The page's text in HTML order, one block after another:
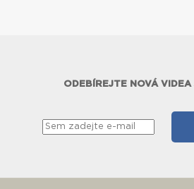
ODEBÍREJTE NOVÁ VIDEA